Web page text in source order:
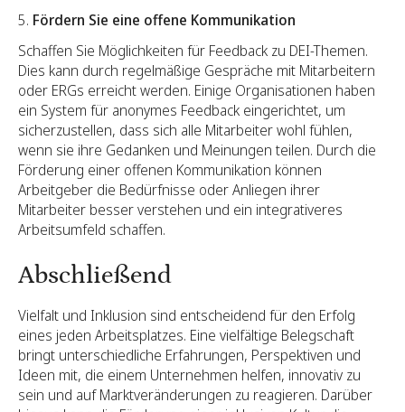
Fördern Sie eine offene Kommunikation
Schaffen Sie Möglichkeiten für Feedback zu DEI-Themen.
Dies kann durch regelmäßige Gespräche mit Mitarbeitern
oder ERGs erreicht werden. Einige Organisationen haben
ein System für anonymes Feedback eingerichtet, um
sicherzustellen, dass sich alle Mitarbeiter wohl fühlen,
wenn sie ihre Gedanken und Meinungen teilen. Durch die
Förderung einer offenen Kommunikation können
Arbeitgeber die Bedürfnisse oder Anliegen ihrer
Mitarbeiter besser verstehen und ein integrativeres
Arbeitsumfeld schaffen.
Abschließend
Vielfalt und Inklusion sind entscheidend für den Erfolg
eines jeden Arbeitsplatzes. Eine vielfältige Belegschaft
bringt unterschiedliche Erfahrungen, Perspektiven und
Ideen mit, die einem Unternehmen helfen, innovativ zu
sein und auf Marktveränderungen zu reagieren. Darüber